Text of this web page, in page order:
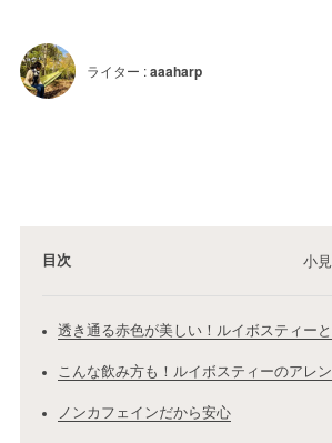
ライター :aaaharp
目次 小
透き通る赤色が美しい！ルイボスティーと
こんな飲み方も！ルイボスティーのアレ
ノンカフェインだから安心